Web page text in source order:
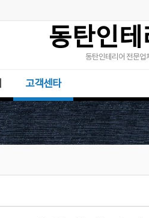
동탄인테
동탄인테리어 전문업
고객센타